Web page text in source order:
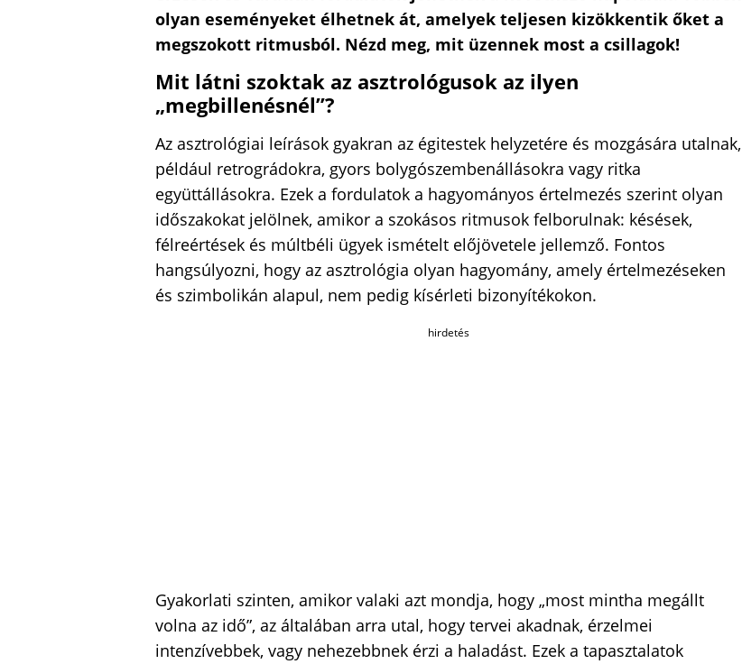
olyan eseményeket élhetnek át, amelyek teljesen kizökkentik őket a
megszokott ritmusból. Nézd meg, mit üzennek most a csillagok!
Mit látni szoktak az asztrológusok az ilyen
„megbillenésnél”?
Az asztrológiai leírások gyakran az égitestek helyzetére és mozgására utalnak,
például retrográdokra, gyors bolygószembenállásokra vagy ritka
együttállásokra. Ezek a fordulatok a hagyományos értelmezés szerint olyan
időszakokat jelölnek, amikor a szokásos ritmusok felborulnak: késések,
félreértések és múltbéli ügyek ismételt előjövetele jellemző. Fontos
hangsúlyozni, hogy az asztrológia olyan hagyomány, amely értelmezéseken
és szimbolikán alapul, nem pedig kísérleti bizonyítékokon.
hirdetés
Gyakorlati szinten, amikor valaki azt mondja, hogy „most mintha megállt
volna az idő”, az általában arra utal, hogy tervei akadnak, érzelmei
intenzívebbek, vagy nehezebbnek érzi a haladást. Ezek a tapasztalatok